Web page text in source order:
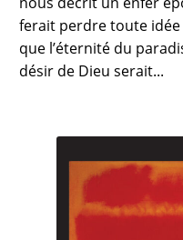
ferait perdre toute
que l’éternité du
désir de Dieu serait...